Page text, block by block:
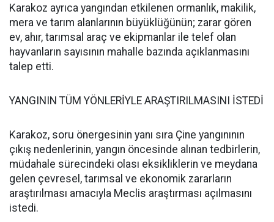
Karakoz ayrıca yangından etkilenen ormanlık, makilik,
mera ve tarım alanlarının büyüklüğünün; zarar gören
ev, ahır, tarımsal araç ve ekipmanlar ile telef olan
hayvanların sayısının mahalle bazında açıklanmasını
talep etti.
YANGININ TÜM YÖNLERİYLE ARAŞTIRILMASINI İSTEDİ
Karakoz, soru önergesinin yanı sıra Çine yangınının
çıkış nedenlerinin, yangın öncesinde alınan tedbirlerin,
müdahale sürecindeki olası eksikliklerin ve meydana
gelen çevresel, tarımsal ve ekonomik zararların
araştırılması amacıyla Meclis araştırması açılmasını
istedi.